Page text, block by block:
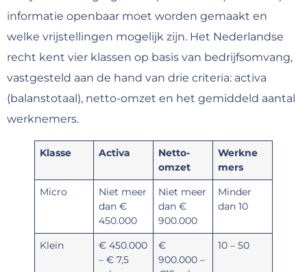
informatie openbaar moet worden gemaakt en
welke vrijstellingen mogelijk zijn. Het Nederlandse
recht kent vier klassen op basis van bedrijfsomvang,
vastgesteld aan de hand van drie criteria: activa
(balanstotaal), netto-omzet en het gemiddeld aantal
werknemers.
Klasse Activa
Netto-
omzet
Werkne
mers
Micro
Niet meer
dan €
450.000
Niet meer
dan €
900.000
Minder
dan 10
Klein
€ 450.000
– € 7,5
€
900.000 –
10 – 50